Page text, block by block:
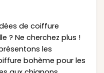
de coiffure
? Ne cherchez plus !
les
bohème pour les